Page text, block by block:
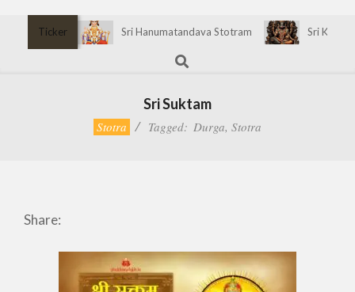
Ticker Sri Hanumatandava Stotram
Sri Kirata
Search
Sri Suktam
Stotra Tagged: Durga, Stotra
Share: